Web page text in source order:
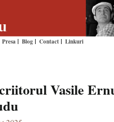
Presa Blog Contact Linkuri
Vasile